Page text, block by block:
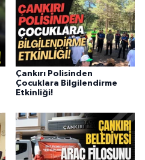
Çankırı Polisinden
Çocuklara Bilgilendirme
Etkinliği!